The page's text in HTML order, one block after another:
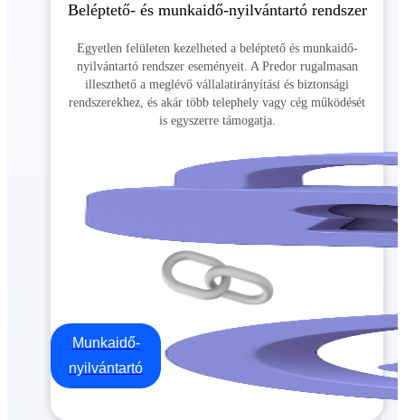
Beléptető- és munkaidő-nyilvántartó rendszer
Egyetlen felületen kezelheted a beléptető és munkaidő-
nyilvántartó rendszer eseményeit. A Predor rugalmasan
illeszthető a meglévő vállalatirányítási és biztonsági
rendszerekhez, és akár több telephely vagy cég működését
is egyszerre támogatja.
Munkaidő-
nyilvántartó